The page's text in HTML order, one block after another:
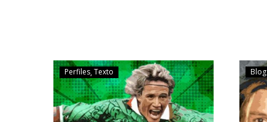
Perfiles Texto Blog